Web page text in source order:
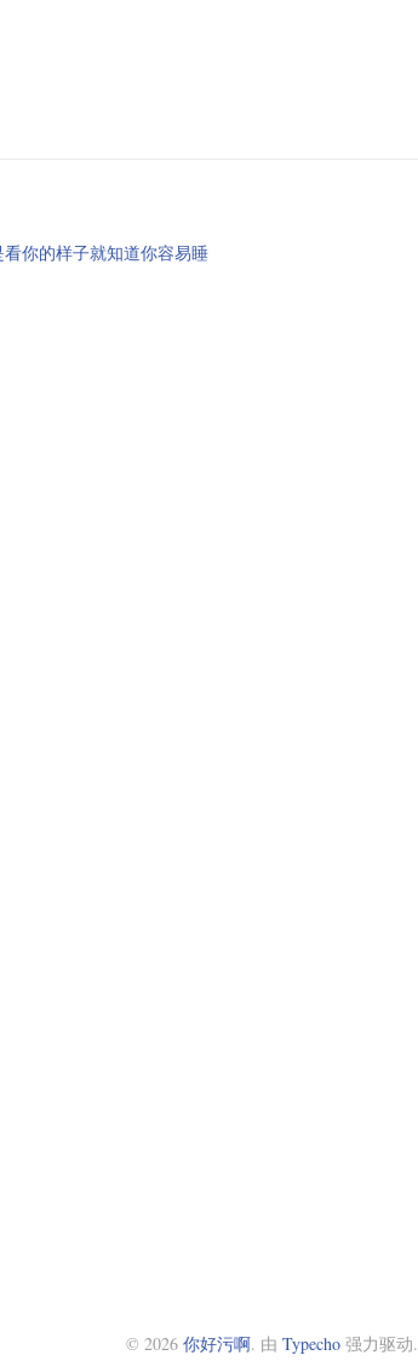
你的样子就知道你容易睡
© 2026 你好污啊. 由 Typecho强力驱动.